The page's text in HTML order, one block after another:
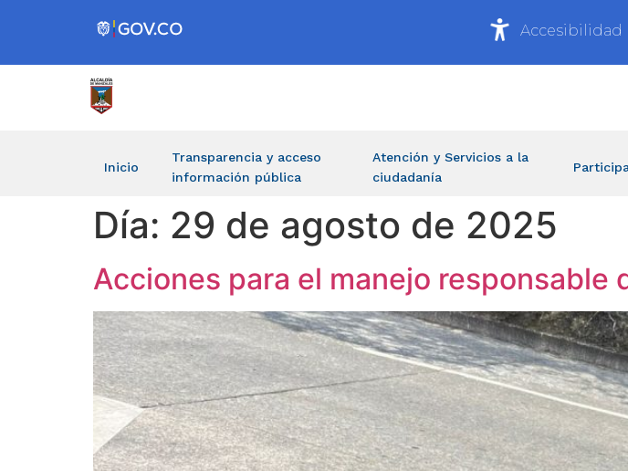
Accesibilidad
Inicio
Transparencia y acceso
información pública
Atención y Servicios a la
ciudadanía
Día: 29 de agosto de 2025
Acciones para el manejo responsable